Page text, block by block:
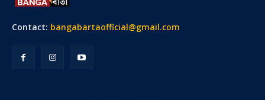
Contact: bangabartaofficial@gmail.com